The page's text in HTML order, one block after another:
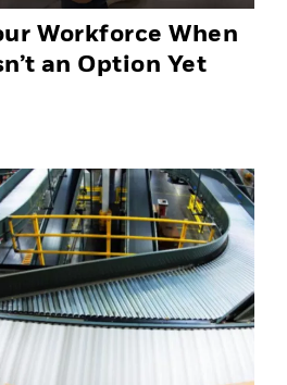
Workforce When
an Option Yet